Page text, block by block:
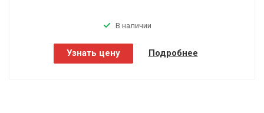
В наличии
Узнать цену Подробнее